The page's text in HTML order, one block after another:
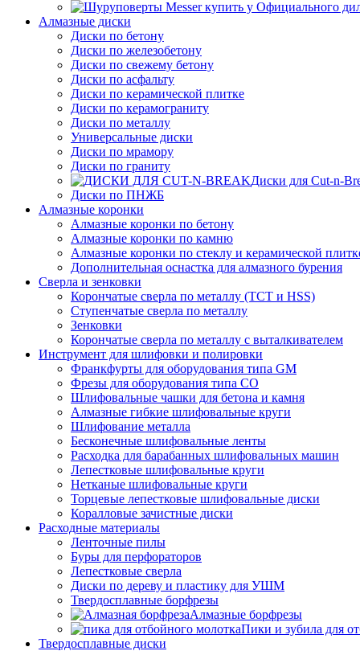
Алмазные диски
Диски по бетону
Диски по железобетону
Диски по свежему бетону
Диски по асфальту
Диски по керамической плитке
Диски по керамограниту
Диски по металлу
Универсальные диски
Диски по мрамору
Диски по граниту
Диски для Cut-n-
Диски по ПНЖБ
Алмазные коронки
Алмазные коронки по бетону
Алмазные коронки по камню
Алмазные коронки по стеклу и керамической
Дополнительная оснастка для алмазного бурения
Сверла и зенковки
Корончатые сверла по металлу (TCT и HSS)
Ступенчатые сверла по металлу
Зенковки
Корончатые сверла по металлу c выталкивателем
Инструмент для шлифовки и полировки
Франкфурты для оборудования типа GM
Фрезы для оборудования типа СО
Шлифовальные чашки для бетона и камня
Алмазные гибкие шлифовальные круги
Шлифование металла
Бесконечные шлифовальные ленты
Расходка для барабанных шлифовальных машин
Лепестковые шлифовальные круги
Нетканые шлифовальные круги
Торцевые лепестковые шлифовальные диски
Коралловые зачистные диски
Расходные материалы
Ленточные пилы
Буры для перфораторов
Лепестковые сверла
Диски по дереву и пластику для УШМ
Твердосплавные борфрезы
Алмазные борфрезы
Пики и зубила для
Твердосплавные диски